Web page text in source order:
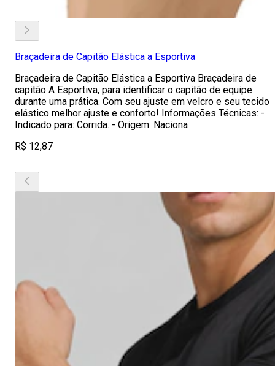
Braçadeira de Capitão Elástica a Esportiva
Braçadeira de Capitão Elástica a Esportiva Braçadeira de
capitão A Esportiva, para identificar o capitão de equipe
durante uma prática. Com seu ajuste em velcro e seu tecido
elástico melhor ajuste e conforto! Informações Técnicas: -
Indicado para: Corrida. - Origem: Naciona
R$ 12,87